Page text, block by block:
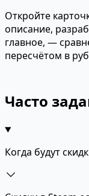
Откройте
описание,
главное, —
пересчётом в
Часто
Когда будут